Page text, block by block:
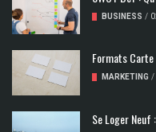
BUSINESS /
Formats Carte
MARKETING /
Se Loger